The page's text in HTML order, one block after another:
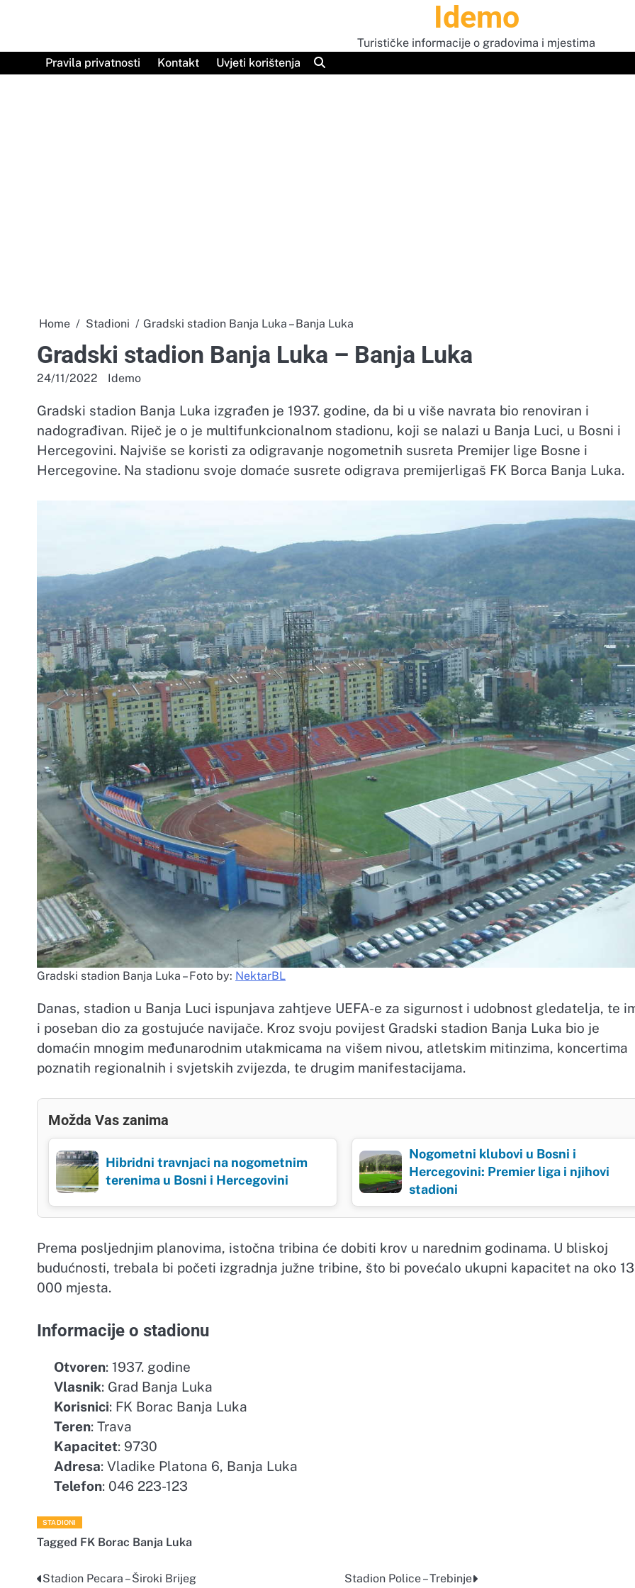
Idemo
Turističke informacije o gradovima i mjestima
Pravila privatnosti
Kontakt Uvjeti korištenja
Home Stadioni Gradski stadion Banja Luka – Banja Luka
Gradski stadion Banja Luka – Banja Luka
24/11/2022 Idemo
Gradski stadion Banja Luka izgrađen je 1937. godine, da bi u više navrata bio renoviran i
nadograđivan. Riječ je o je multifunkcionalnom stadionu, koji se nalazi u Banja Luci, u Bosni i
Hercegovini. Najviše se koristi za odigravanje nogometnih susreta Premijer lige Bosne i
Hercegovine. Na stadionu svoje domaće susrete odigrava premijerligaš FK Borca Banja Luka.
Gradski stadion Banja Luka – Foto by: NektarBL
Danas, stadion u Banja Luci ispunjava zahtjeve UEFA-e za sigurnost i udobnost gledatelja, te
i poseban dio za gostujuće navijače. Kroz svoju povijest Gradski stadion Banja Luka bio je
domaćin mnogim međunarodnim utakmicama na višem nivou, atletskim mitinzima, koncertima
poznatih regionalnih i svjetskih zvijezda, te drugim manifestacijama.
Možda Vas zanima
Hibridni travnjaci na nogometnim
terenima u Bosni i Hercegovini
Nogometni klubovi u Bosni i
Hercegovini: Premier liga i njihovi
stadioni
Prema posljednjim planovima, istočna tribina će dobiti krov u narednim godinama. U bliskoj
budućnosti, trebala bi početi izgradnja južne tribine, što bi povećalo ukupni kapacitet na oko 13
000 mjesta.
Informacije o stadionu
Otvoren: 1937. godine
Vlasnik: Grad Banja Luka
Korisnici: FK Borac Banja Luka
Teren: Trava
Kapacitet: 9730
Adresa: Vladike Platona 6, Banja Luka
Telefon: 046 223-123
STADIONI
Tagged FK Borac Banja Luka
Navigacija
Stadion Pecara – Široki Brijeg Stadion Police – Trebinje